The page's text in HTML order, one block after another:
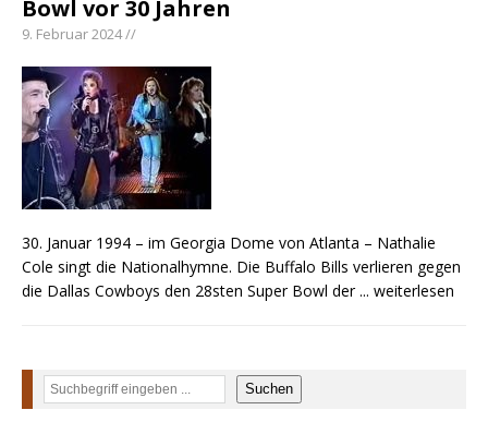
Kacey Musgraves entführt Fans mit neuem
Carter Faith mit brandneuem Musikvideo zu
„Pearl Handled Pistol“
Ella Langley schreibt Musikgeschichte:
„Choosin‘ Texas“ gehört zu den größten Hits
aller Zeiten
Bowl vor 30 Jahren
9. Februar 2024 //
30. Januar 1994 – im Georgia Dome von Atlanta – Nathalie
Cole singt die Nationalhymne. Die Buffalo Bills verlieren gegen
die Dallas Cowboys den 28sten Super Bowl der ... weiterlesen
Suchen Suchen